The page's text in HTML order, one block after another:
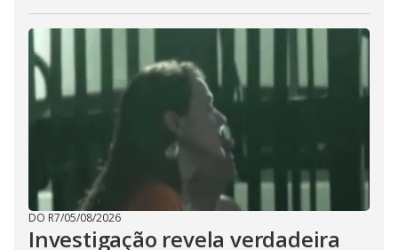
DO R7/05/08/2026
Investigação revela verdadeira